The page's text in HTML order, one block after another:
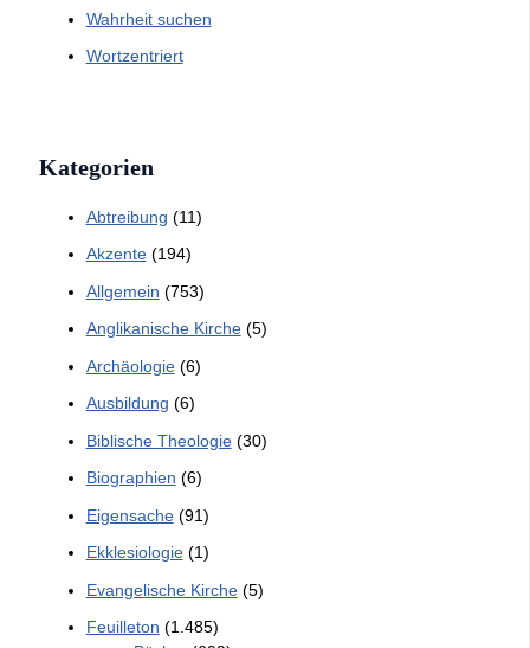
Wahrheit suchen
Wortzentriert
Kategorien
Abtreibung (11)
Akzente(194)
Allgemein (753)
Anglikanische Kirche(5)
Archäologie(6)
Ausbildung (6)
Biblische Theologie(30)
Biographien (6)
Eigensache(91)
Ekklesiologie(1)
Evangelische Kirche(5)
Feuilleton (1.485)